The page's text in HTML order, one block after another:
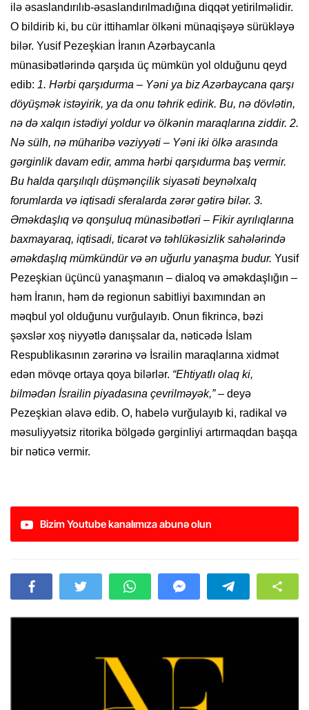
ilə əsaslandırılıb-əsaslandırılmadığına diqqət yetirilməlidir.
O bildirib ki, bu cür ittihamlar ölkəni münaqişəyə sürükləyə
bilər. Yusif Pezeşkian İranın Azərbaycanla
münasibətlərində qarşıda üç mümkün yol olduğunu qeyd
edib: 1. Hərbi qarşıdurma – Yəni ya biz Azərbaycana qarşı
döyüşmək istəyirik, ya da onu təhrik edirik. Bu, nə dövlətin,
nə də xalqın istədiyi yoldur və ölkənin maraqlarına ziddir. 2.
Nə sülh, nə müharibə vəziyyəti – Yəni iki ölkə arasında
gərginlik davam edir, amma hərbi qarşıdurma baş vermir.
Bu halda qarşılıqlı düşmənçilik siyasəti beynəlxalq
forumlarda və iqtisadi sferalarda zərər gətirə bilər. 3.
Əməkdaşlıq və qonşuluq münasibətləri – Fikir ayrılıqlarına
baxmayaraq, iqtisadi, ticarət və təhlükəsizlik sahələrində
əməkdaşlıq mümkündür və ən uğurlu yanaşma budur. Yusif
Pezeşkian üçüncü yanaşmanın – dialoq və əməkdaşlığın –
həm İranın, həm də regionun sabitliyi baxımından ən
məqbul yol olduğunu vurğulayıb. Onun fikrincə, bəzi
şəxslər xoş niyyətlə danışsalar da, nəticədə İslam
Respublikasının zərərinə və İsrailin maraqlarına xidmət
edən mövqe ortaya qoya bilərlər. “Ehtiyatlı olaq ki,
bilmədən İsrailin piyadasına çevrilməyək,”– deyə
Pezeşkian əlavə edib. O, habelə vurğulayıb ki, radikal və
məsuliyyətsiz ritorika bölgədə gərginliyi artırmaqdan başqa
bir nəticə vermir.
Bizim Youtube kanalımıza abunə olun